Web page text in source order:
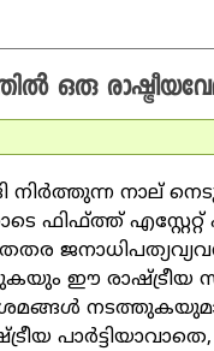
ഒരു
നിര്‍ത്തുന്ന
ഫിഫ്ത്ത്
ഈ രാഷ്ട്രീയ